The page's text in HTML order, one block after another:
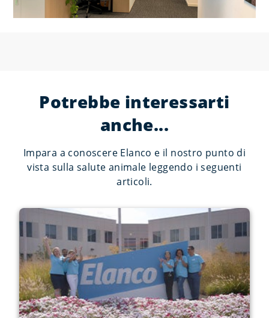
Potrebbe interessarti
anche...
Impara a conoscere Elanco e il nostro punto di
vista sulla salute animale leggendo i seguenti
articoli.